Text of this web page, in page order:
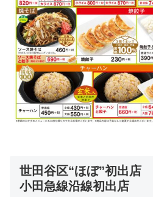
世田谷区“ほぼ”初出店
小田急線沿線初出店